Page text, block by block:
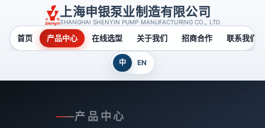
上海申银泵业制造有限公司
SHANGHAI SHENYIN PUMP MANUFACTURING CO., LTD
首页 产品中心 在线选型 关于我们 招商合作 联系我们
中 EN
产品中心